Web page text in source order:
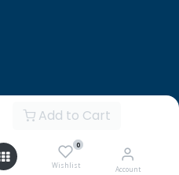
Add to Cart
0
Wishlist Account